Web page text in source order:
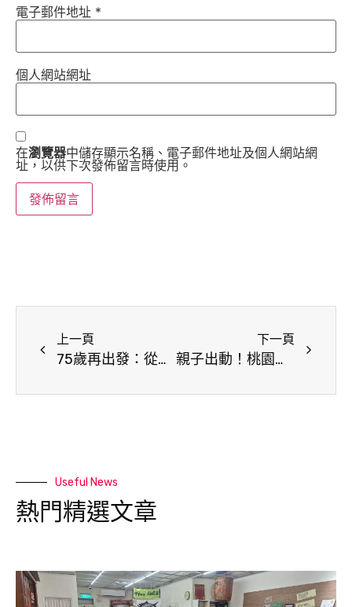
電子郵件地址 *
個人網站網址
在瀏覽器中儲存顯示名稱、電子郵件地址及個人網站網
址，以供下次發佈留言時使用。
上一頁
75歲再出發：從家庭料理到職場舞台，王從豪的人生第二春
下一頁
親子出動！桃園家庭志工體驗日 共同守護海洋生態
Useful News
熱門精選文章